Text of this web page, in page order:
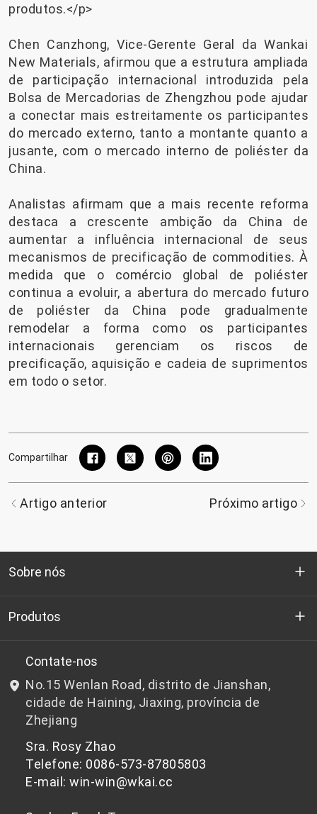
produtos.</p>
Chen Canzhong, Vice-Gerente Geral da Wankai
New Materials, afirmou que a estrutura ampliada
de participação internacional introduzida pela
Bolsa de Mercadorias de Zhengzhou pode ajudar
a conectar mais estreitamente os participantes
do mercado externo, tanto a montante quanto a
jusante, com o mercado interno de poliéster da
China.
Analistas afirmam que a mais recente reforma
destaca a crescente ambição da China de
aumentar a influência internacional de seus
mecanismos de precificação de commodities. À
medida que o comércio global de poliéster
continua a evoluir, a abertura do mercado futuro
de poliéster da China pode gradualmente
remodelar a forma como os participantes
internacionais gerenciam os riscos de
precificação, aquisição e cadeia de suprimentos
em todo o setor.
Compartilhar
Artigo anterior Próximo artigo
Sobre nós
Quem somos
P&D
Notícias e Eventos
política de Privacidade
Produtos
Chips de PET de qualidade para garrafas
Chips de PET não adequados para garrafas
Contate-nos
No.15 Wenlan Road, distrito de Jianshan,
cidade de Haining, Jiaxing, província de
Zhejiang
Sra. Rosy Zhao
Telefone: 0086-573-87805803
E-mail: win-win@wkai.cc